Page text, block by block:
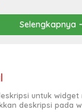
Selengkapnya
untuk
deskripsi pada